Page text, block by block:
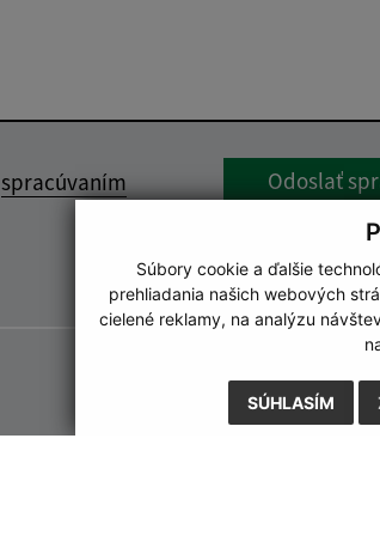
Súbory cookie a ďalšie
prehliadania našich webových
cielené reklamy, na analýzu
SÚHLASÍM
spracúvaním
Odoslať